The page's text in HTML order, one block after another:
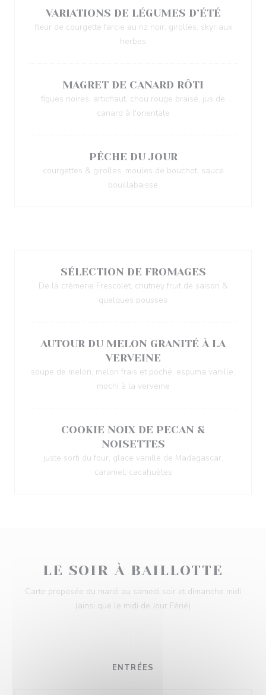
VARIATIONS DE LÉGUMES D’ÉTÉ
fleur de courgette farcie au riz noir, girolles, skyr aux
herbes
MAGRET DE CANARD RÔTI
figues noires, artichaut, chou rouge braisé, jus de
canard à l'orientale
PÊCHE DU JOUR
courgettes & girolles, moules de bouchot, sauce
bouillabaisse
SÉLECTION DE FROMAGES
De la crèmerie Frescolet, chutney fruit de saison &
quelques pousses
AUTOUR DU MELON GRANITÉ À LA
VERVEINE
soupe de melon, melon frais et poché, espuma vanille,
mochi à la verveine
COOKIE NOIX DE PECAN &
NOISETTES
juste sorti du four, glace vanille de Madagascar,
caramel, cacahuètes
LE SOIR À BAILLOTTE
Carte proposée du mardi au samedi soir et dimanche midi
(ainsi que le midi de Jour Férié)
ENTRÉES